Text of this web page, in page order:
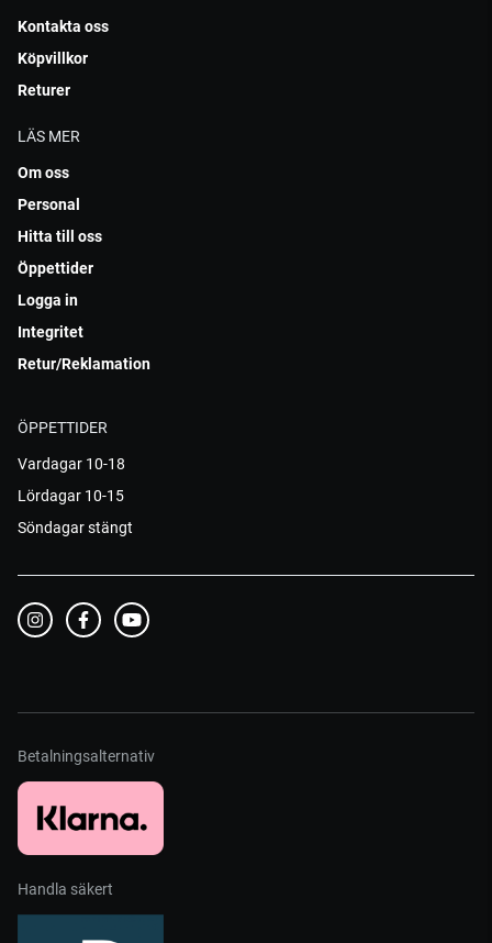
Kontakta oss
Köpvillkor
Returer
LÄS MER
Om oss
Personal
Hitta till oss
Öppettider
Logga in
Integritet
Retur/Reklamation
ÖPPETTIDER
Vardagar 10-18
Lördagar 10-15
Söndagar stängt
Betalningsalternativ
Handla säkert